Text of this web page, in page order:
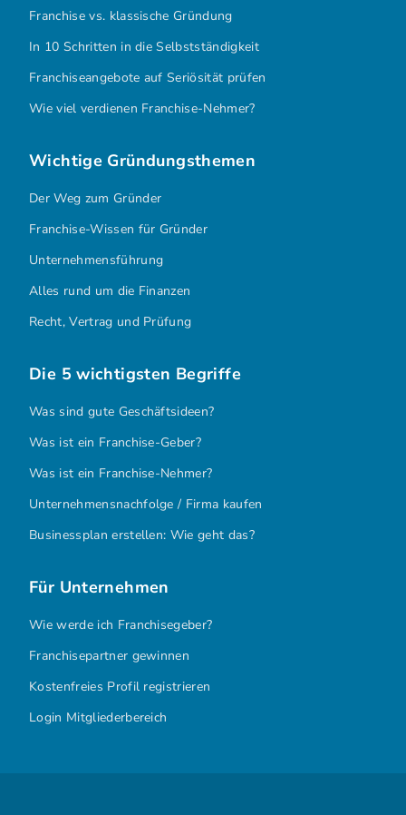
Franchise vs. klassische Gründung
In 10 Schritten in die Selbstständigkeit
Franchiseangebote auf Seriösität prüfen
Wie viel verdienen Franchise-Nehmer?
Wichtige Gründungsthemen
Der Weg zum Gründer
Franchise-Wissen für Gründer
Unternehmensführung
Alles rund um die Finanzen
Recht, Vertrag und Prüfung
Die 5 wichtigsten Begriffe
Was sind gute Geschäftsideen?
Was ist ein Franchise-Geber?
Was ist ein Franchise-Nehmer?
Unternehmensnachfolge / Firma kaufen
Businessplan erstellen: Wie geht das?
Für Unternehmen
Wie werde ich Franchisegeber?
Franchisepartner gewinnen
Kostenfreies Profil registrieren
Login Mitgliederbereich